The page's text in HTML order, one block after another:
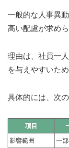
一般的な人事異
高い配慮が求めら
理由は、社員一
を与えやすいため
具体的には、次
項目
影響範囲
一